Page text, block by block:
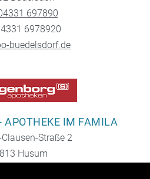
697890
6978920
buedelsdorf.de
APOTHEKE IM FAMILA
Straße 2
Husum